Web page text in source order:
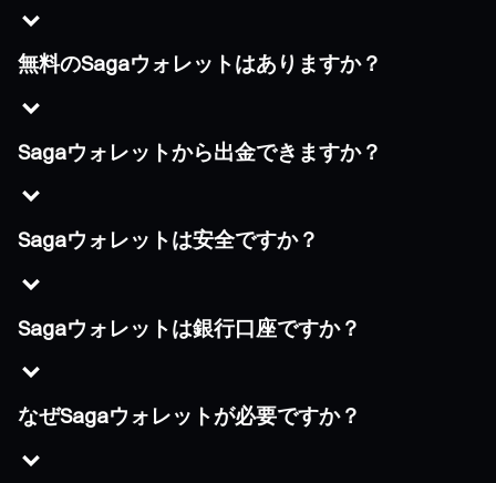
無料のSagaウォレットはありますか？
Sagaウォレットから出金できますか？
Sagaウォレットは安全ですか？
Sagaウォレットは銀行口座ですか？
なぜSagaウォレットが必要ですか？